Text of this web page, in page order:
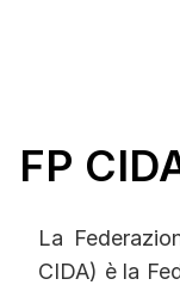
FP
La
CIDA) è la